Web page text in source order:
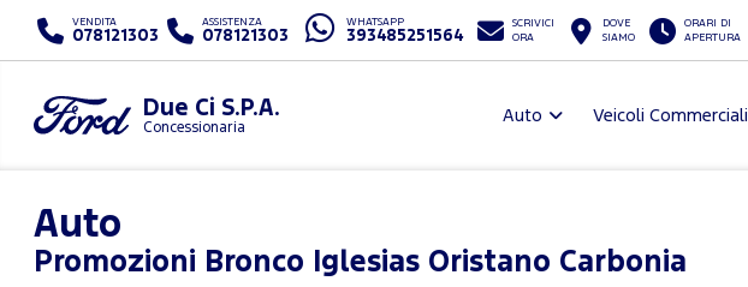
VENDITA
078121303
ASSISTENZA
078121303
WHATSAPP
393485251564
SCRIVICI
ORA
DOVE
SIAMO
ORARI DI
APERTURA
Due Ci S.P.A.
Concessionaria
Auto Veicoli Commerciali
Auto
Promozioni Bronco Iglesias Oristano Carbonia